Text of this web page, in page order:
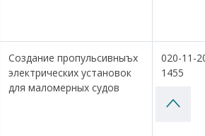
Создание пропульсивныъх
электрических установок
для маломерных судов
020-11-
1455